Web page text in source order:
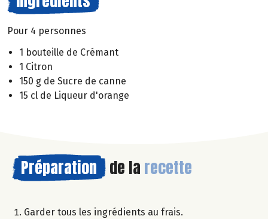
Pour 4 personnes
1 bouteille de Crémant
1 Citron
150 g de Sucre de canne
15 cl de Liqueur d'orange
Préparation de la recette
Garder tous les ingrédients au frais.